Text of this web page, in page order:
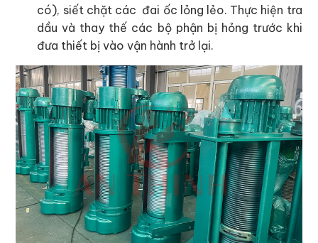
có), siết chặt các đai ốc lỏng lẻo. Thực hiện tra
dầu và thay thế các bộ phận bị hỏng trước khi
đưa thiết bị vào vận hành trở lại.